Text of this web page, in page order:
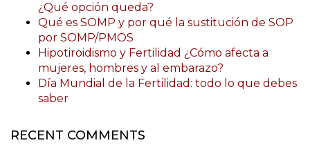
¿Qué opción queda?
Qué es SOMP y por qué la sustitución de SOP
por SOMP/PMOS
Hipotiroidismo y Fertilidad ¿Cómo afecta a
mujeres, hombres y al embarazo?
Día Mundial de la Fertilidad: todo lo que debes
saber
RECENT COMMENTS